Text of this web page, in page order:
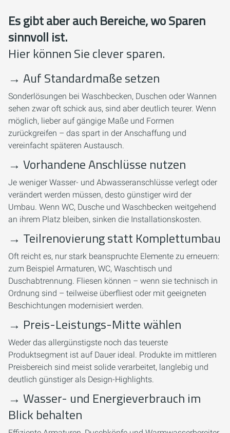
Es gibt aber auch Bereiche, wo Sparen
sinnvoll ist.
Hier können Sie clever sparen.
→ Auf Standardmaße setzen
Sonderlösungen bei Waschbecken, Duschen oder Wannen
sehen zwar oft schick aus, sind aber deutlich teurer. Wenn
möglich, lieber auf gängige Maße und Formen
zurückgreifen – das spart in der Anschaffung und
vereinfacht späteren Austausch.
→ Vorhandene Anschlüsse nutzen
Je weniger Wasser- und Abwasseranschlüsse verlegt oder
verändert werden müssen, desto günstiger wird der
Umbau. Wenn WC, Dusche und Waschbecken weitgehend
an ihrem Platz bleiben, sinken die Installationskosten.
→ Teilrenovierung statt Komplettumbau
Oft reicht es, nur stark beanspruchte Elemente zu erneuern:
zum Beispiel Armaturen, WC, Waschtisch und
Duschabtrennung. Fliesen können – wenn sie technisch in
Ordnung sind – teilweise überfliest oder mit geeigneten
Beschichtungen modernisiert werden.
→ Preis-Leistungs-Mitte wählen
Weder das allergünstigste noch das teuerste
Produktsegment ist auf Dauer ideal. Produkte im mittleren
Preisbereich sind meist solide verarbeitet, langlebig und
deutlich günstiger als Design-Highlights.
→ Wasser- und Energieverbrauch im
Blick behalten